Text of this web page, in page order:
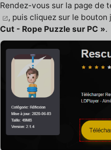
Rendez-vous sur la page de
, puis cliquez sur le bouton
Cut - Rope Puzzle sur PC ».